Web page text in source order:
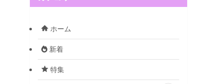
ホーム
新着
特集